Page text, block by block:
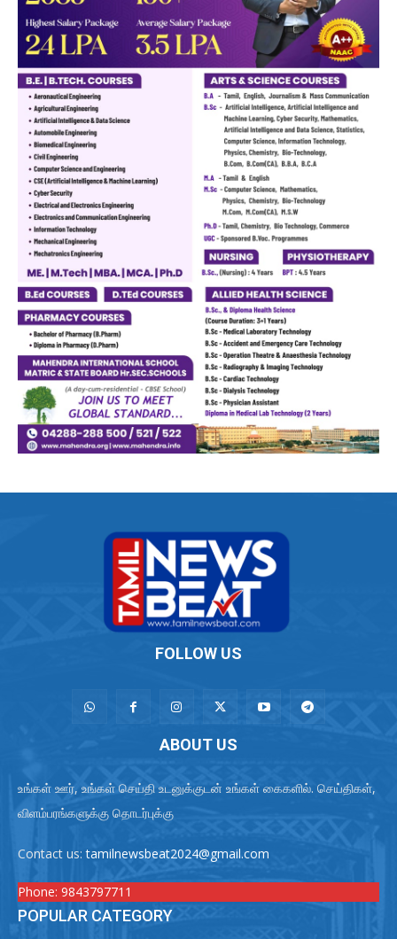
FOLLOW US
ABOUT US
உங்கள் ஊர், உங்கள் செய்தி உடனுக்குடன் உங்கள் கைகளில். செய்திகள்,
விளம்பரங்களுக்கு தொடர்புக்கு
Contact us:tamilnewsbeat2024@gmail.com
Phone: 9843797711
POPULAR CATEGORY